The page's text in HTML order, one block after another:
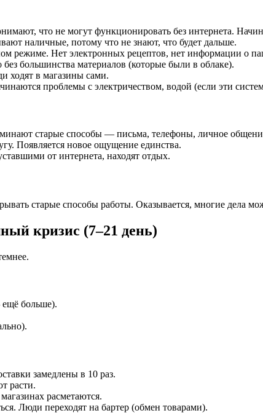
что не могут функционировать без интернета.
наличные, потому что не знают, что будет дальше.
режиме. Нет электронных рецептов, нет информации о
большинства материалов (которые были в облаке).
ходят в магазины сами.
проблемы с электричеством, водой (если эти
старые способы — письма, телефоны, личное
Появляется новое ощущение единства.
от интернета, находят отдых.
старые способы работы. Оказывается, многие дела
кризис (7–21 день)
больше).
замедлены в 10 раз.
расти.
расметаются.
Люди переходят на бартер (обмен товарами).